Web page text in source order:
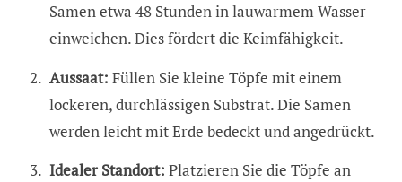
Samen etwa 48 Stunden in lauwarmem Wasser
einweichen. Dies fördert die Keimfähigkeit.
Aussaat: Füllen Sie kleine Töpfe mit einem
lockeren, durchlässigen Substrat. Die Samen
werden leicht mit Erde bedeckt und angedrückt.
Idealer Standort: Platzieren Sie die Töpfe an